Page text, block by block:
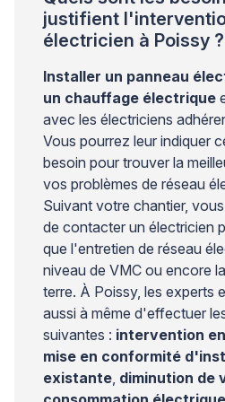
justifient
électricien à Poissy ?
Installer un panneau
un chauffage électrique
avec les électriciens
Vous pourrez leur indiquer
besoin pour trouver la
vos problèmes de réseau
Suivant votre chantier,
de contacter un électricien
que l'entretien de réseau
niveau de VMC ou encore
terre. À Poissy, les experts
aussi à même d'effectuer
suivantes : intervention
mise en conformité
existante, diminution de